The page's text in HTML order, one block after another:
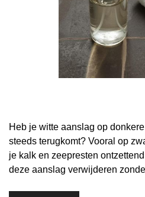
Heb je witte aanslag op
steeds terugkomt? Vooral op
je kalk en zeepresten
deze aanslag verwijderen